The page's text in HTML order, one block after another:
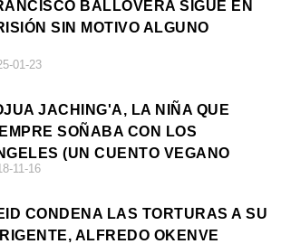
BALLOVERA SIGUE EN
SIN MOTIVO ALGUNO
01-23
JACHING'A, LA NIÑA QUE
SOÑABA CON LOS
(UN CUENTO VEGANO
11-16
CONDENA LAS TORTURAS A SU
ALFREDO OKENVE